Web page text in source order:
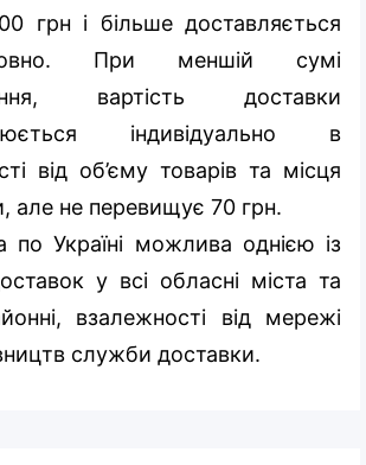
грн і більше доставляється
При меншій сумі
вартість доставки
індивідуально в
від об’єму товарів та місця
але не перевищує 70 грн.
по Україні можлива однією із
у всі обласні міста та
взалежності від мережі
служби доставки.